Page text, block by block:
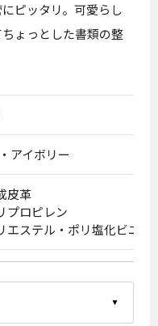
ピッタリ。可愛らし
ょっとした書類の整
アイボリー
皮革
プロピレン
エステル・ポリ塩化ビニル